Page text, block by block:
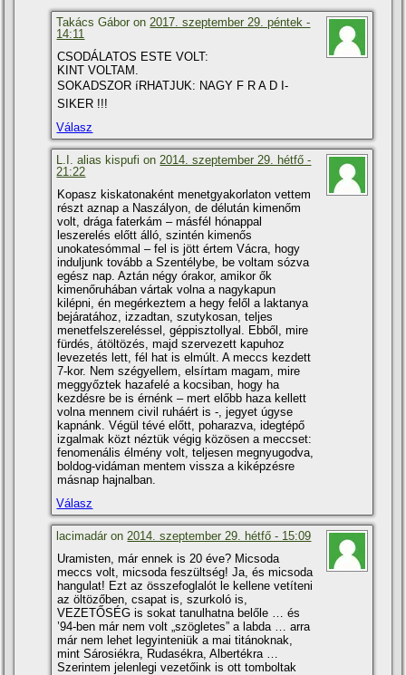
Takács Gábor on 2017. szeptember 29. péntek -
14:11
CSODÁLATOS ESTE VOLT:
KINT VOLTAM.
SOKADSZOR íRHATJUK: NAGY F R A D I-
SIKER !!!
Válasz
L.I. alias kispufi on 2014. szeptember 29. hétfő -
21:22
Kopasz kiskatonaként menetgyakorlaton vettem
részt aznap a Naszályon, de délután kimenőm
volt, drága faterkám – másfél hónappal
leszerelés előtt álló, szintén kimenős
unokatesómmal – fel is jött értem Vácra, hogy
induljunk tovább a Szentélybe, be voltam sózva
egész nap. Aztán négy órakor, amikor ők
kimenőruhában vártak volna a nagykapun
kilépni, én megérkeztem a hegy felől a laktanya
bejáratához, izzadtan, szutykosan, teljes
menetfelszereléssel, géppisztollyal. Ebből, mire
fürdés, átöltözés, majd szervezett kapuhoz
levezetés lett, fél hat is elmúlt. A meccs kezdett
7-kor. Nem szégyellem, elsí­rtam magam, mire
meggyőztek hazafelé a kocsiban, hogy ha
kezdésre be is érnénk – mert előbb haza kellett
volna mennem civil ruháért is -, jegyet úgyse
kapnánk. Végül tévé előtt, poharazva, idegtépő
izgalmak közt néztük végig közösen a meccset:
fenomenális élmény volt, teljesen megnyugodva,
boldog-vidáman mentem vissza a kiképzésre
másnap hajnalban.
Válasz
lacimadár on 2014. szeptember 29. hétfő - 15:09
Uramisten, már ennek is 20 éve? Micsoda
meccs volt, micsoda feszültség! Ja, és micsoda
hangulat! Ezt az összefoglalót le kellene vetí­teni
az öltözőben, csapat is, szurkoló is,
VEZETŐSÉG is sokat tanulhatna belőle … és
’94-ben már nem volt „szögletes” a labda … arra
már nem lehet legyinteniük a mai titánoknak,
mint Sárosiékra, Rudasékra, Albertékra …
Szerintem jelenlegi vezetőink is ott tomboltak